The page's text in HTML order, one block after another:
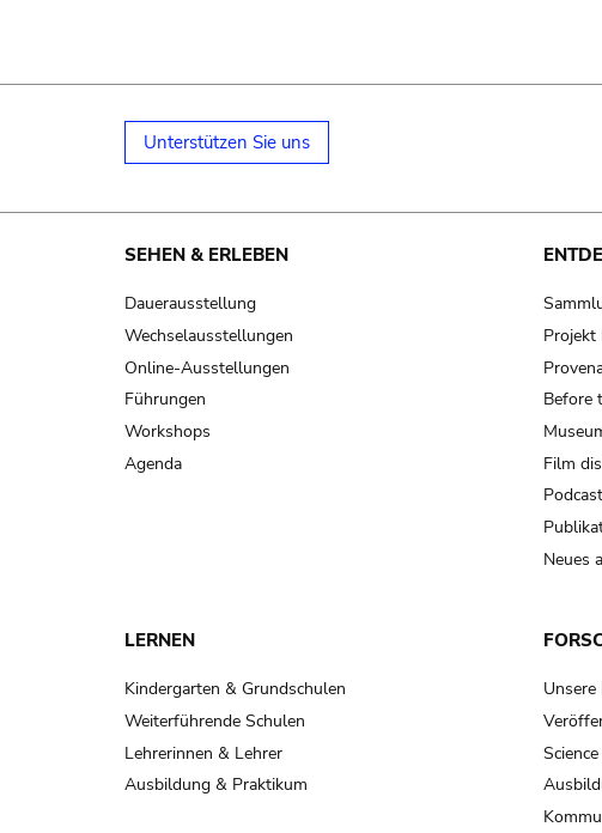
Unterstützen Sie uns
SEHEN & ERLEBEN
Dauerausstellung
Wechselausstellungen
Online-Ausstellungen
Führungen
Workshops
Agenda
Projekt
Before
Film
Neues
LERNEN
Kindergarten & Grundschulen
Weiterführende Schulen
Lehrerinnen & Lehrer
Ausbildung & Praktikum